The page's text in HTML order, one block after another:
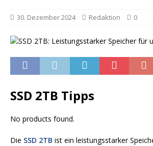
30. Dezember 2024 Redaktion 0
SSD 2TB Tipps
No products found.
Die SSD 2TB ist ein leistungsstarker